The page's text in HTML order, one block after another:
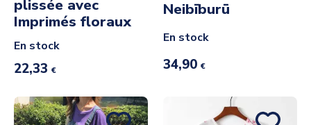
plissée avec
Imprimés floraux
En stock
22,33 €
Neibīburū
En stock
34,90 €